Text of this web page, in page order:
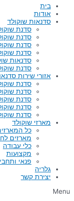
בית
אודות
סדנאות שוקולד
סדנת
סדנת
סדנת
סדנת
סדנאות
סדנת
אזורי שירות
סדנת
סדנת
סדנת
סדנת
סדנת
מארזי שוקולד
כל
מארזים
כלי עבודה
מקצועות
פנאי
גלריה
יצירת קשר
Menu